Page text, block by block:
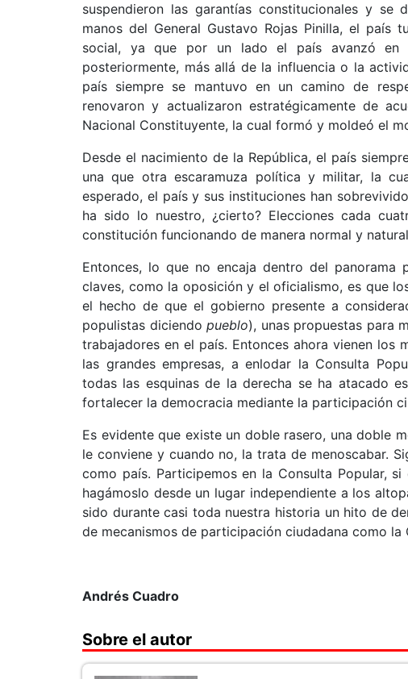
suspendieron las garantías constitucionales y se
manos del General Gustavo Rojas Pinilla, el
social, ya que por un lado el país avanzó
posteriormente, más allá de la influencia o la
país siempre se mantuvo en un camino de
renovaron y actualizaron estratégicamente de
Nacional Constituyente, la cual formó y moldeó el
Desde el nacimiento de la República, el país
una que otra escaramuza política y militar, la
esperado, el país y sus instituciones han
ha sido lo nuestro, ¿cierto? Elecciones cada
constitución funcionando de manera normal y
Entonces, lo que no encaja dentro del
claves, como la oposición y el oficialismo, es que
el hecho de que el gobierno presente a
populistas diciendopueblo), unas propuestas para
trabajadores en el país. Entonces ahora vienen
las grandes empresas, a enlodar la Consulta
todas las esquinas de la derecha se ha atacado
fortalecer la democracia mediante la participación
Es evidente que existe un doble rasero, una doble
le conviene y cuando no, la trata de menoscabar.
como país. Participemos en la Consulta Popular,
hagámoslo desde un lugar independiente a los
sido durante casi toda nuestra historia un hito de
de mecanismos de participación ciudadana como la
Andrés Cuadro
Sobre el autor